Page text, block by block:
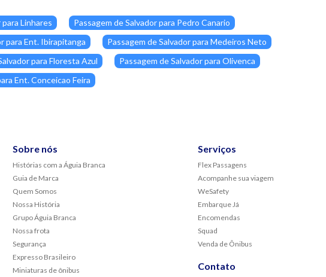
para Linhares
Passagem de Salvador para Pedro Canario
para Ent. Ibirapitanga
Passagem de Salvador para Medeiros Neto
para Floresta Azul
Passagem de Salvador para Olivenca
Ent. Conceicao Feira
Sobre nós
Histórias com a Águia Branca
Guia de Marca
Quem Somos
Nossa História
Grupo Águia Branca
Nossa frota
Segurança
Expresso Brasileiro
Miniaturas de ônibus
Serviços
Flex Passagens
Acompanhe sua viagem
WeSafety
Embarque Já
Encomendas
Squad
Venda de Ônibus
Contato